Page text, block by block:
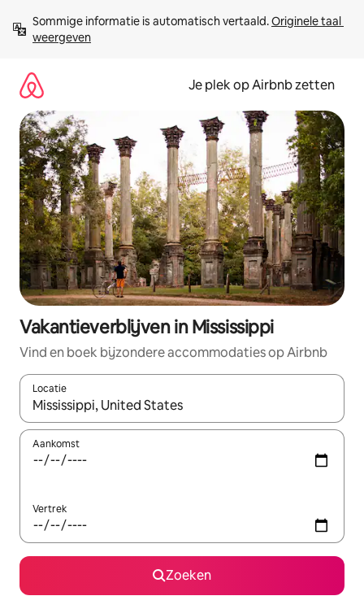
direct
naar
Sommige informatie is automatisch vertaald. Originele taal
weergeven
Je plek op Airbnb zetten
Vakantieverblijven in Mississippi
Vind en boek bijzondere accommodaties op Airbnb
Locatie
Wanneer er resultaten beschikbaar zijn, maak je een keuze
Aankomst
Vertrek
Zoeken